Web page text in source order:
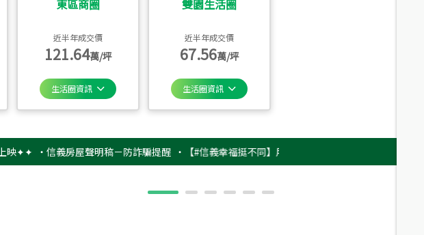
東區商圈
近半年成交價
121.64萬/坪
生活圈資訊
雙園生活圈
近半年成交價
67.56萬/坪
生活圈資訊
‧信義房屋聲明稿－防詐騙提醒 ‧【#信義幸福挺不同】用實力，讓升職免抽號碼牌！最新雇主品